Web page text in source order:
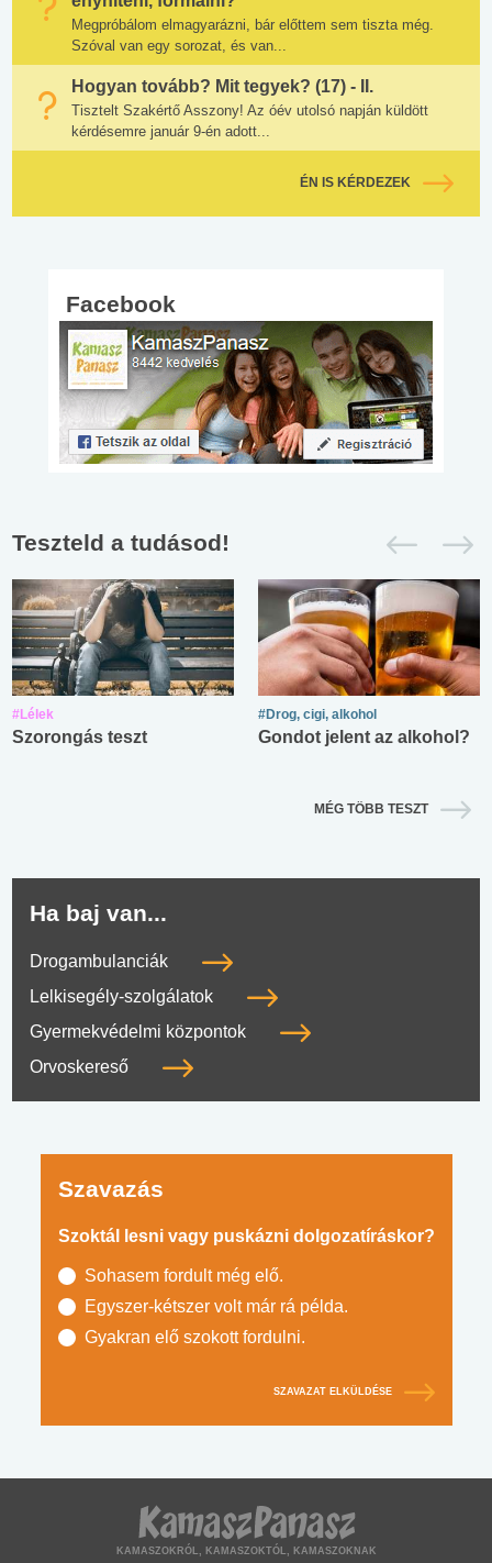
Megpróbálom elmagyarázni, bár előttem sem tiszta még.
Szóval van egy sorozat, és van...
Hogyan tovább? Mit tegyek? (17) - II.
Tisztelt Szakértő Asszony! Az óév utolsó napján küldött
kérdésemre január 9-én adott...
ÉN IS KÉRDEZEK
Facebook
Teszteld a tudásod!
#Lélek
Szorongás teszt
#Drog, cigi, alkohol
Gondot jelent az alkohol?
MÉG TÖBB TESZT
Ha baj van...
Drogambulanciák
Lelkisegély-szolgálatok
Gyermekvédelmi központok
Orvoskereső
Szavazás
Szoktál lesni vagy puskázni dolgozatíráskor?
Sohasem fordult még elő.
Egyszer-kétszer volt már rá példa.
Gyakran elő szokott fordulni.
SZAVAZAT ELKÜLDÉSE
KAMASZOKRÓL, KAMASZOKTÓL, KAMASZOKNAK